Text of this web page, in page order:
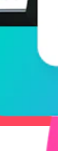
বুঝুন
সংগ্রহ করুন